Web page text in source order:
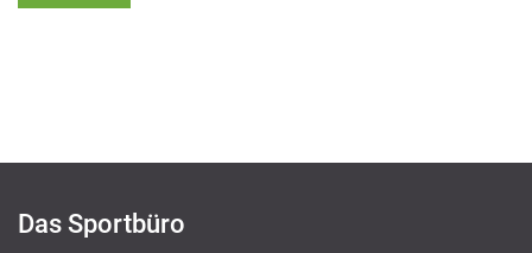
Das Sportbüro